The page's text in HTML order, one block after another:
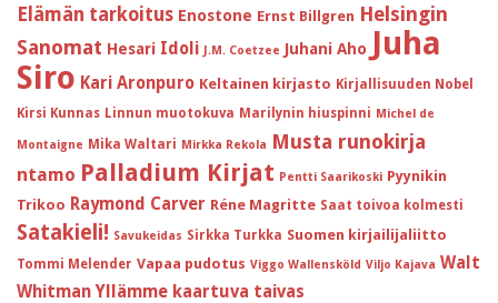
Elämän tarkoitus Enostone Ernst Billgren Helsingin
Sanomat Hesari Idoli J.M. Coetzee Juhani Aho Juha
Siro Kari Aronpuro Keltainen kirjasto Kirjallisuuden Nobel
Kirsi Kunnas Linnun muotokuva Marilynin hiuspinni Michel de
Montaigne Mika Waltari Mirkka Rekola Musta runokirja
ntamo Palladium Kirjat Pentti Saarikoski Pyynikin
Trikoo Raymond Carver Réne Magritte Saat toivoa kolmesti
Satakieli! Savukeidas Sirkka Turkka Suomen kirjailijaliitto
Tommi Melender Vapaa pudotus Viggo Wallensköld Viljo Kajava Walt
Whitman Yllämme kaartuva taivas